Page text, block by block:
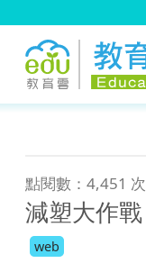
點閱數：4,451 次
減塑大作戰
web